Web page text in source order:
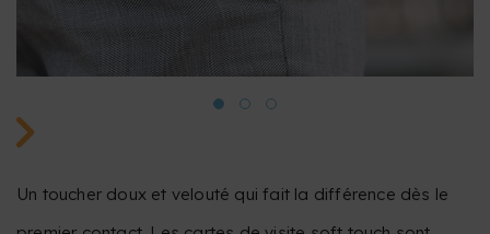
Un toucher doux et velouté qui fait la différence dès le